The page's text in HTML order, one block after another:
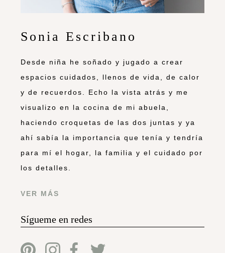
Sonia Escribano
Desde niña he soñado y jugado a crear
espacios cuidados, llenos de vida, de calor
y de recuerdos. Echo la vista atrás y me
visualizo en la cocina de mi abuela,
haciendo croquetas de las dos juntas y ya
ahí sabía la importancia que tenía y tendría
para mí el hogar, la familia y el cuidado por
los detalles.
VER MÁS
Sígueme en redes